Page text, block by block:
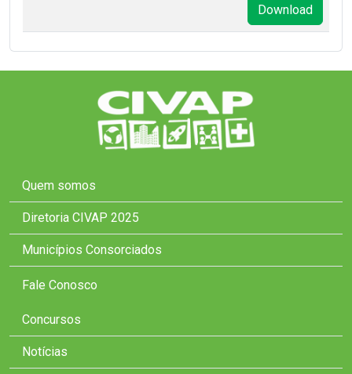
Download
Quem somos
Diretoria CIVAP 2025
Municípios Consorciados
Fale Conosco
Concursos
Notícias